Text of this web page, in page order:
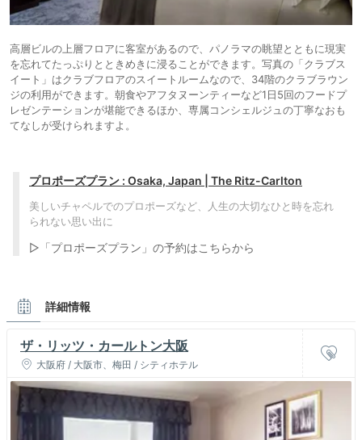
高層ビルの上層フロアに客室があるので、パノラマの眺望とともに現実
を忘れてたっぷりとときめきに浸ることができます。写真の「クラブス
イート」はクラブフロアのスイートルームなので、34階のクラブラウン
ジの利用ができます。朝食やアフタヌーンティーなど1日5回のフードプ
レゼンテーションが堪能できるほか、専属コンシェルジュの丁寧なおも
てなしが受けられますよ。
プロポーズプラン : Osaka, Japan | The Ritz-Carlton
美しいチャペルでのプロポーズなど、人生の大切なひと時を忘れ
られない思い出に
▷「プロポーズプラン」の予約はこちらから
詳細情報
ザ・リッツ・カールトン大阪
大阪府 / 大阪市、梅田 / シティホテル